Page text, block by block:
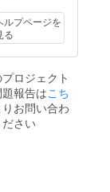
修方法
を学ぶ
【断熱
建具
ワーク
ショッ
プ 参
加権 プ
ロの大
玉県と
きがわ
町（参
加者ご
お越し
くださ
い） ※
大人
（高校
ルプページを
る
プロジェクト
報告はこち
りお問い合わ
さい